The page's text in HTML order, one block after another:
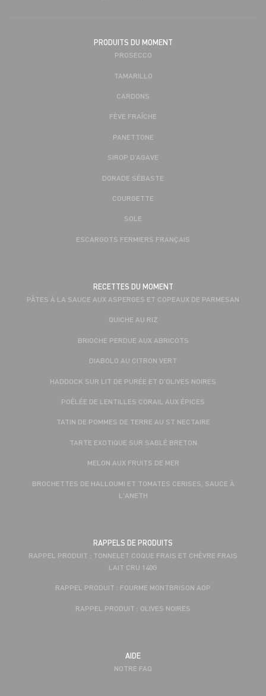
PRODUITS DU MOMENT
PROSECCO
TAMARILLO
CARDONS
FÈVE FRAÎCHE
PANETTONE
SIROP D’AGAVE
DORADE SÉBASTE
COURGETTE
SOLE
ESCARGOTS FERMIERS FRANÇAIS
RECETTES DU MOMENT
PÂTES À LA SAUCE AUX ASPERGES ET COPEAUX DE PARMESAN
QUICHE AU RIZ
BRIOCHE PERDUE AUX ABRICOTS
DIABOLO AU CITRON VERT
HADDOCK SUR LIT DE PURÉE ET D’OLIVES NOIRES
POÊLÉE DE LENTILLES CORAIL AUX ÉPICES
TATIN DE POMMES DE TERRE AU ST NECTAIRE
TARTE EXOTIQUE SUR SABLÉ BRETON
MELON AUX FRUITS DE MER
BROCHETTES DE HALLOUMI ET TOMATES CERISES, SAUCE À
L'ANETH
RAPPELS DE PRODUITS
RAPPEL PRODUIT : TONNELET COQUE FRAIS ET CHÈVRE FRAIS
LAIT CRU 140G
RAPPEL PRODUIT : FOURME MONTBRISON AOP
RAPPEL PRODUIT : OLIVES NOIRES
AIDE
NOTRE FAQ